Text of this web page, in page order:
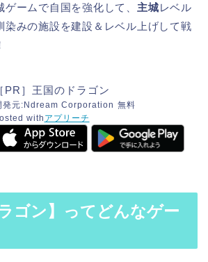
ームで自国を強化して、 主城レベル
染みの施設を建設＆レベル上げして戦
［PR］王国のドラゴン
発元:Ndream Corporation 無料
with アプリーチ
ゴン】ってどんなゲー